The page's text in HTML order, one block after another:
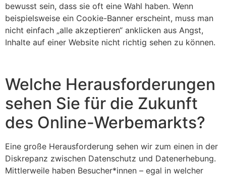
bewusst sein, dass sie oft eine Wahl haben. Wenn
beispielsweise ein Cookie-Banner erscheint, muss man
nicht einfach „alle akzeptieren“ anklicken aus Angst,
Inhalte auf einer Website nicht richtig sehen zu können.
Welche Herausforderungen
sehen Sie für die Zukunft
des Online-Werbemarkts?
Eine große Herausforderung sehen wir zum einen in der
Diskrepanz zwischen Datenschutz und Datenerhebung.
Mittlerweile haben Besucher*innen – egal in welcher